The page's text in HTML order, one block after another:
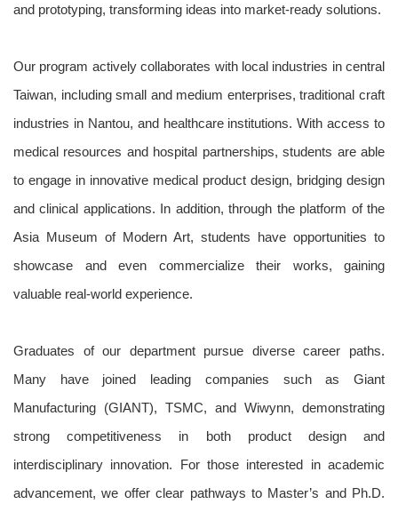
and prototyping, transforming ideas into market-ready solutions.
Our program actively collaborates with local industries in central
Taiwan, including small and medium enterprises, traditional craft
industries in Nantou, and healthcare institutions. With access to
medical resources and hospital partnerships, students are able
to engage in innovative medical product design, bridging design
and clinical applications. In addition, through the platform of the
Asia Museum of Modern Art, students have opportunities to
showcase and even commercialize their works, gaining
valuable real-world experience.
Graduates of our department pursue diverse career paths.
Many have joined leading companies such as Giant
Manufacturing (GIANT), TSMC, and Wiwynn, demonstrating
strong competitiveness in both product design and
interdisciplinary innovation. For those interested in academic
advancement, we offer clear pathways to Master’s and Ph.D.